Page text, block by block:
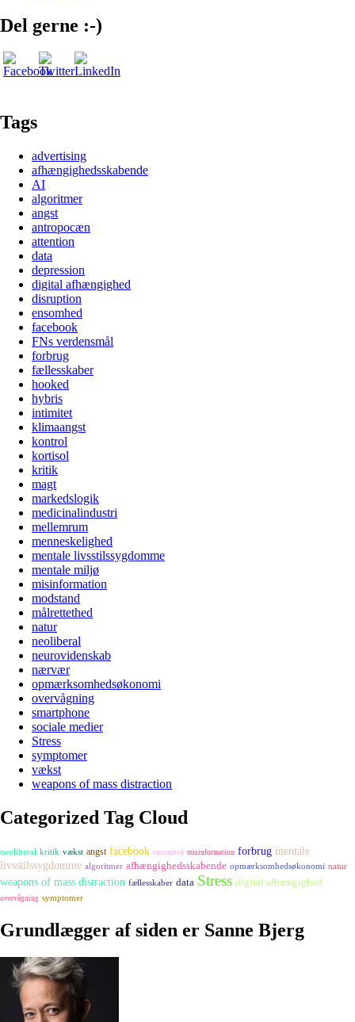
Del gerne :-)
Tags
advertising
afhængighedsskabende
AI
algoritmer
angst
antropocæn
attention
data
depression
digital afhængighed
disruption
ensomhed
facebook
FNs verdensmål
forbrug
fællesskaber
hooked
hybris
intimitet
klimaangst
kontrol
kortisol
kritik
magt
markedslogik
medicinalindustri
mellemrum
menneskelighed
mentale livsstilssygdomme
mentale miljø
misinformation
modstand
målrettethed
natur
neoliberal
neurovidenskab
nærvær
opmærksomhedsøkonomi
overvågning
smartphone
sociale medier
Stress
symptomer
vækst
weapons of mass distraction
Categorized Tag Cloud
neoliberal kritik vækst angst facebook ensomhed misinformation forbrug mentale
livsstilssygdomme algoritmer afhængighedsskabende opmærksomhedsøkonomi natur
weapons of mass distraction fællesskaber data Stress digital afhængighed
overvågning symptomer
Grundlægger af siden er Sanne Bjerg